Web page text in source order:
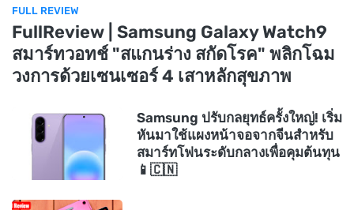
FULL REVIEW
FullReview | Samsung Galaxy Watch9
สมาร์ทวอทช์ "สแกนร่าง สกัดโรค" พลิกโฉม
วงการด้วยเซนเซอร์ 4 เสาหลักสุขภาพ
Samsung ปรับกลยุทธ์ครั้งใหญ่! เริ่ม
หันมาใช้แผงหน้าจอจากจีนสำหรับ
สมาร์ทโฟนระดับกลางเพื่อคุมต้นทุน
📱🇨🇳